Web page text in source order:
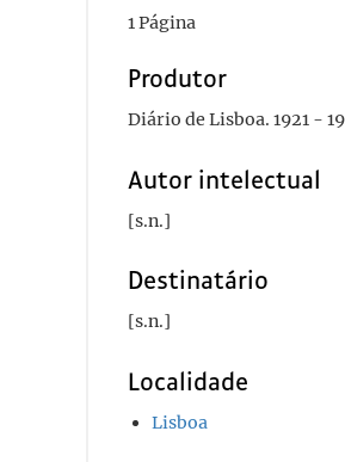
1 Página
Produtor
Diário de Lisboa. 1921 -
Autor intelectual
[s.n.]
Destinatário
[s.n.]
Localidade
Lisboa